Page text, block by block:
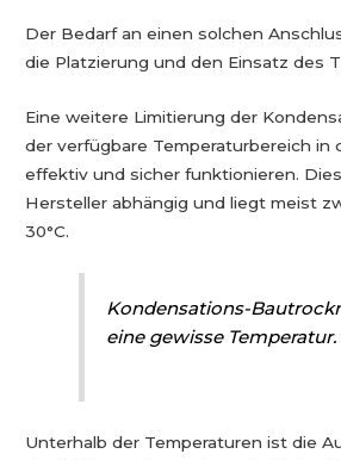
Der Bedarf an einen solchen
die Platzierung und den Einsatz des
Eine weitere Limitierung der
der verfügbare Temperaturbereich in
effektiv und sicher funktionieren.
Hersteller abhängig und liegt meist
30°C.
Kondensations-
eine gewisse Temperatur.
Unterhalb der Temperaturen ist die